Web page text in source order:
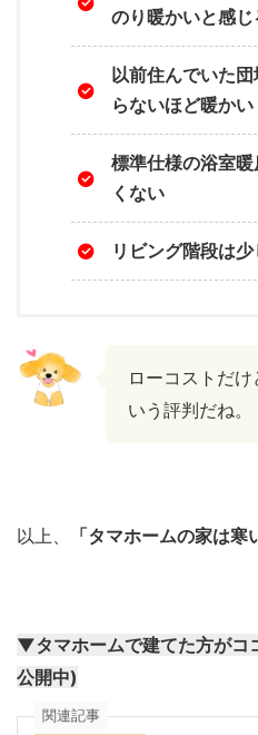
のり暖かいと感じ
以前住んでいた
らないほど暖かい
標準仕様の浴室
くない
リビング階段は
ローコストだ
いう評判だね。
以上、 「タマホームの家は寒
▼タマホームで建てた方がコ
公開中)
関連記事